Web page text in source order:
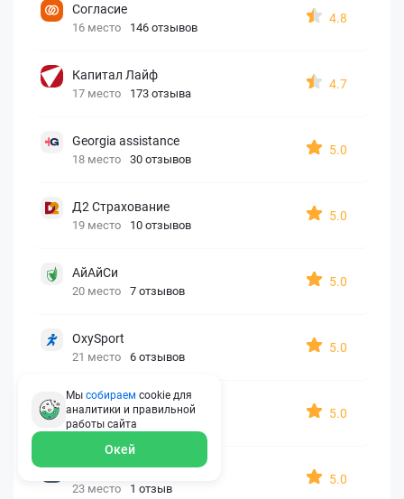
Согласие
16 место 146 отзывов
4.8
Капитал Лайф
17 место 173 отзыва
4.7
Georgia assistance
18 место 30 отзывов
5.0
Д2 Страхование
19 место 10 отзывов
5.0
АйАйСи
20 место 7 отзывов
5.0
OxySport
21 место 6 отзывов
5.0
ERGO AXA
22 место 2 отзыва
5.0
Oxy Travel Premium
23 место 1 отзыв
5.0
Мы собираем cookie для
аналитики и правильной
работы сайта
Окей